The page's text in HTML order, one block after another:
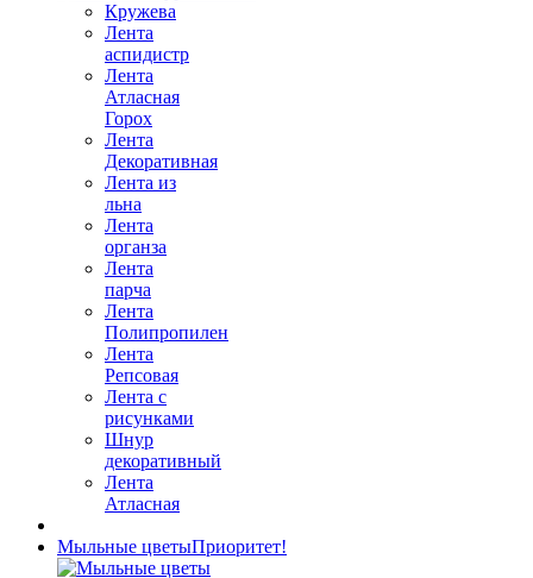
Кружева
Лента
аспидистр
Лента
Атласная
Горох
Лента
Декоративная
Лента из
льна
Лента
органза
Лента
парча
Лента
Полипропилен
Лента
Репсовая
Лента с
рисунками
Шнур
декоративный
Лента
Атласная
Мыльные цветыПриоритет!